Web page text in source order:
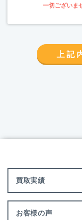
上記
買取実績
お客様の声